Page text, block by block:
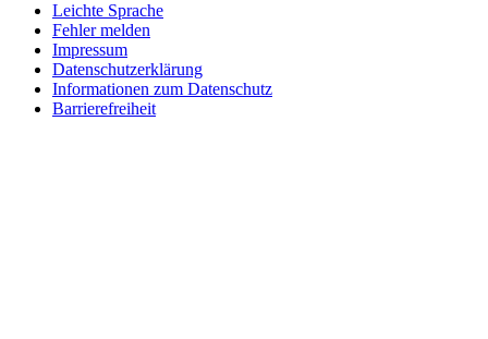
Leichte Sprache
Fehler melden
Impressum
Datenschutzerklärung
Informationen zum Datenschutz
Barrierefreiheit